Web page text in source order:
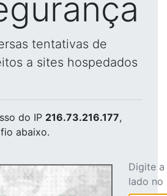
tentativas de
a sites hospedados
do IP 216.73.216.177,
abaixo.
Digite
lado no